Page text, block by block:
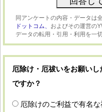
同アンケートの内容・データは
ドットコム、 およびその運営の
データの転用・引用・利用を一
厄除け・厄祓いをお願い
ですか？
厄除けのご利益で有名